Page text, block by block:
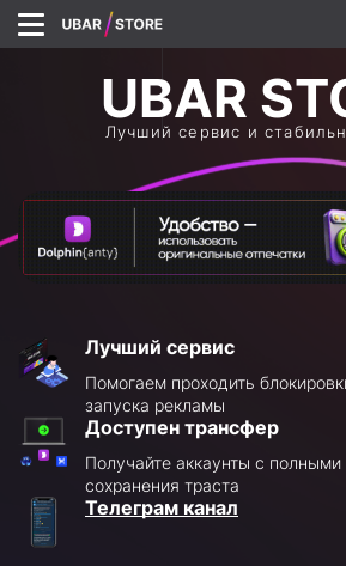
Лучший сервис и
Лучший сервис
Помогаем проходить
запуска рекламы
Доступен трансфер
Получайте аккаунты с
сохранения траста
Телеграм канал